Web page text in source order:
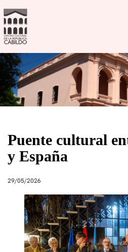
Puente cultural
y España
29/05/2026